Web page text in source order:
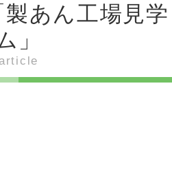
あん工場見
」
article